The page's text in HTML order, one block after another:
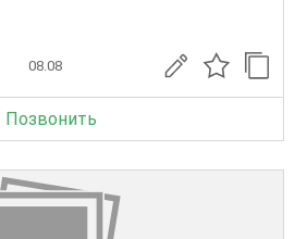
08.08
Позвонить